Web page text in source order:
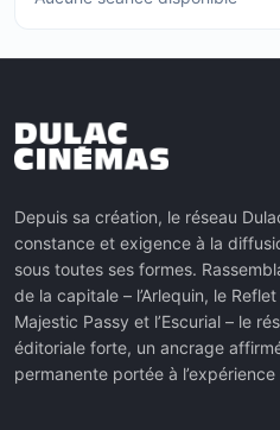
Depuis sa création, le réseau
constance et exigence à la
sous toutes ses formes.
de la capitale – l’Arlequin, le
Majestic Passy et l’Escurial – le
éditoriale forte, un ancrage
permanente portée à